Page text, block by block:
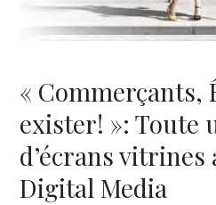
« Commerçants,
exister! »: Toute
d’écrans vitrines
Digital Media